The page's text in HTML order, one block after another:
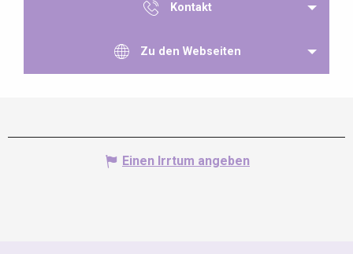
Kontakt
Zu den Webseiten
Einen Irrtum angeben